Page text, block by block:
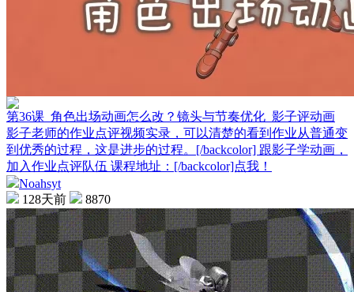
第36课_角色出场动画怎么改？镜头与节奏优化_影子评动画
影子老师的作业点评视频实录，可以清楚的看到作业从普通变
到优秀的过程，这是进步的过程。[/backcolor] 跟影子学动画，
加入作业点评队伍 课程地址：[/backcolor]点我！
Noahsyt
128天前
8870